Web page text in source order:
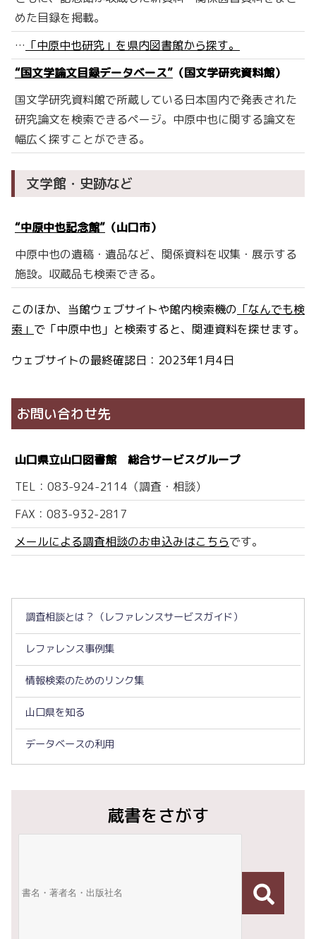
めた目録を掲載。
… 「中原中也研究」を県内図書館から探す。
“国文学論文目録データベース” （国文学研究資料館）
国文学研究資料館で所蔵している日本国内で発表された
研究論文を検索できるページ。中原中也に関する論文を
幅広く探すことができる。
文学館・史跡など
“中原中也記念館” （山口市）
中原中也の遺稿・遺品など、関係資料を収集・展示する
施設。収蔵品も検索できる。
このほか、当館ウェブサイトや館内検索機の 「なんでも検
索」 で「中原中也」と検索すると、関連資料を探せます。
ウェブサイトの最終確認日：2023年1月4日
お問い合わせ先
山口県立山口図書館 総合サービスグループ
TEL：083-924-2114（調査・相談）
FAX：083-932-2817
メールによる調査相談のお申込みはこちらです。
調査相談とは？（レファレンスサービスガイド）
レファレンス事例集
情報検索のためのリンク集
山口県を知る
データベースの利用
蔵書をさがす